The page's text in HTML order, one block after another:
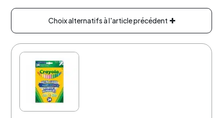
Choix alternatifs à l'article précédent
22% de rabais